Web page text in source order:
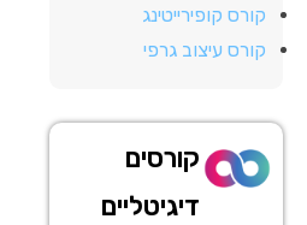
קורס קופירייטינג
קורס עיצוב גרפי
קורסים
דיגיטליים